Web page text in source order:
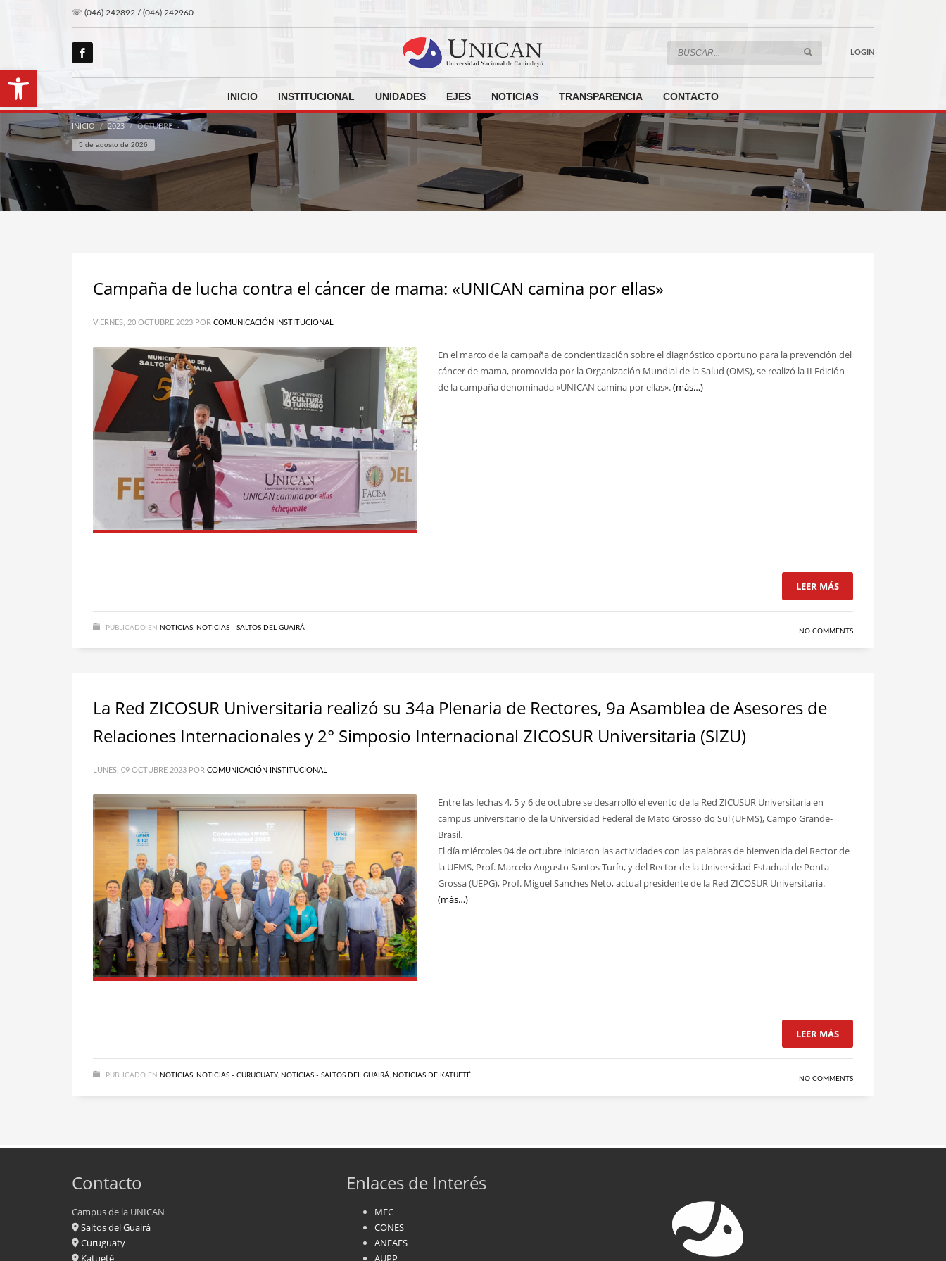
Abrir barra de herramientas
☏ (046) 242892 / (046) 242960
LOGIN
INICIO INSTITUCIONAL UNIDADES EJES NOTICIAS TRANSPARENCIA CONTACTO
INICIO 2023 OCTUBRE
5 de agosto de 2026
Campaña de lucha contra el cáncer de mama: «UNICAN camina por ellas»
VIERNES, 20 OCTUBRE 2023 POR COMUNICACIÓN INSTITUCIONAL
En el marco de la campaña de concientización sobre el diagnóstico oportuno para la prevención del
cáncer de mama, promovida por la Organización Mundial de la Salud (OMS), se realizó la II Edición
de la campaña denominada «UNICAN camina por ellas».(más…)
LEER MÁS
PUBLICADO EN NOTICIAS, NOTICIAS - SALTOS DEL GUAIRÁ NO COMMENTS
La Red ZICOSUR Universitaria realizó su 34a Plenaria de Rectores, 9a Asamblea de Asesores de
Relaciones Internacionales y 2° Simposio Internacional ZICOSUR Universitaria (SIZU)
LUNES, 09 OCTUBRE 2023 POR COMUNICACIÓN INSTITUCIONAL
Entre las fechas 4, 5 y 6 de octubre se desarrolló el evento de la Red ZICUSUR Universitaria en
campus universitario de la Universidad Federal de Mato Grosso do Sul (UFMS), Campo Grande-
Brasil.
El día miércoles 04 de octubre iniciaron las actividades con las palabras de bienvenida del Rector de
la UFMS, Prof. Marcelo Augusto Santos Turín, y del Rector de la Universidad Estadual de Ponta
Grossa (UEPG), Prof. Miguel Sanches Neto, actual presidente de la Red ZICOSUR Universitaria.
(más…)
LEER MÁS
PUBLICADO EN NOTICIAS, NOTICIAS - CURUGUATY, NOTICIAS - SALTOS DEL GUAIRÁ, NOTICIAS DE KATUETÉ NO COMMENTS
Contacto
Campus de la UNICAN
Saltos del Guairá
Curuguaty
Katueté
Enlaces de Interés
MEC
CONES
ANEAES
AUPP